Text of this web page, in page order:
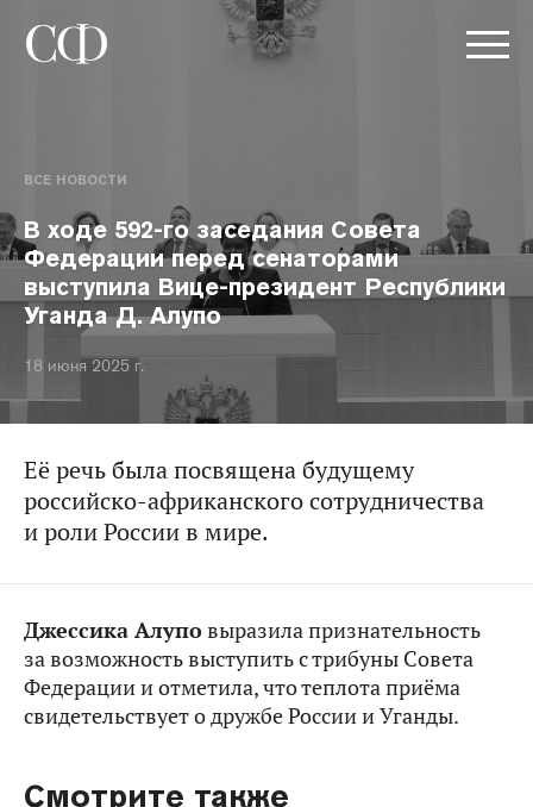
ВСЕ НОВОСТИ
В ходе 592-го заседания Совета
Федерации перед сенаторами
выступила Вице-президент Республики
Уганда Д. Алупо
18 июня 2025 г.
Её речь была посвящена будущему
российско-африканского сотрудничества
и роли России в мире.
Джессика Алуповыразила признательность
за возможность выступить с трибуны Совета
Федерации и отметила, что теплота приёма
свидетельствует о дружбе России и Уганды.
Смотрите также